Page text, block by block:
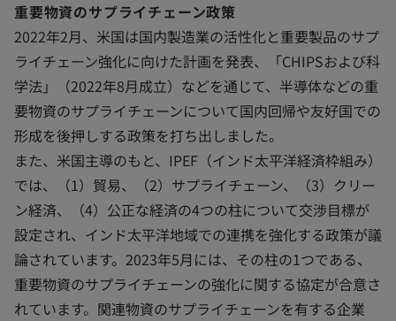
重要物資のサプライチェーン政策
2022年2月、米国は国内製造業の活性化と重要製品のサプ
ライチェーン強化に向けた計画を発表、「CHIPSおよび科
学法」（2022年8月成立）などを通じて、半導体などの重
要物資のサプライチェーンについて国内回帰や友好国での
形成を後押しする政策を打ち出しました。
また、米国主導のもと、IPEF（インド太平洋経済枠組み）
では、（1）貿易、（2）サプライチェーン、（3）クリー
ン経済、（4）公正な経済の4つの柱について交渉目標が
設定され、インド太平洋地域での連携を強化する政策が議
論されています。2023年5月には、その柱の1つである、
重要物資のサプライチェーンの強化に関する協定が合意さ
れています。関連物資のサプライチェーンを有する企業